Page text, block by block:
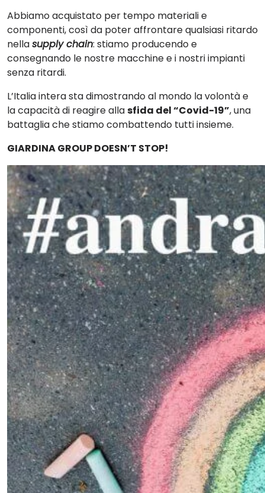
Abbiamo acquistato per tempo materiali e
componenti, così da poter affrontare qualsiasi ritardo
nellasupply chain: stiamo producendo e
consegnando le nostre macchine e i nostri impianti
senza ritardi.
L’Italia intera sta dimostrando al mondo la volontà e
la capacità di reagire allasfida del “Covid-19”, una
battaglia che stiamo combattendo tutti insieme.
GIARDINA GROUP DOESN’T STOP!